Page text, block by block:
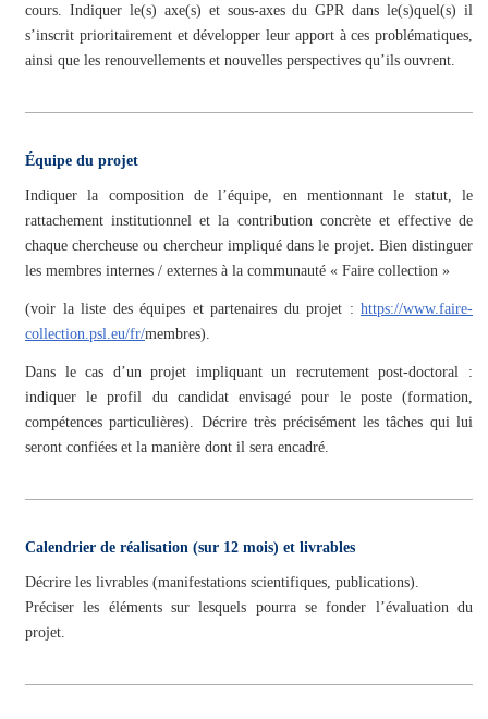
cours. Indiquer le(s) axe(s) et sous-axes du GPR dans le(s)quel(s) il
s’inscrit prioritairement et développer leur apport à ces problématiques,
ainsi que les renouvellements et nouvelles perspectives qu’ils ouvrent.
Équipe du projet
Indiquer la composition de l’équipe, en mentionnant le statut, le
rattachement institutionnel et la contribution concrète et effective de
chaque chercheuse ou chercheur impliqué dans le projet. Bien distinguer
les membres internes / externes à la communauté « Faire collection »
(voir la liste des équipes et partenaires du projet : https://www.faire-
collection.psl.eu/fr/membres).
Dans le cas d’un projet impliquant un recrutement post-doctoral :
indiquer le profil du candidat envisagé pour le poste (formation,
compétences particulières). Décrire très précisément les tâches qui lui
seront confiées et la manière dont il sera encadré.
Calendrier de réalisation (sur 12 mois) et livrables
Décrire les livrables (manifestations scientifiques, publications).
Préciser les éléments sur lesquels pourra se fonder l’évaluation du
projet.